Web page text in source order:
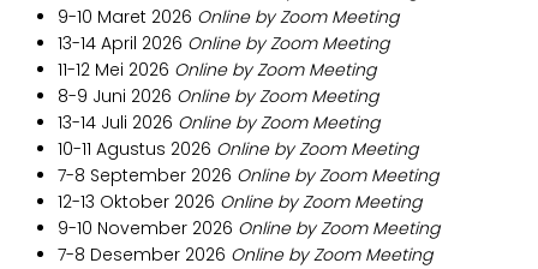
9-10 Maret 2026 Online by Zoom Meeting
13-14 April 2026 Online by Zoom Meeting
11-12 Mei 2026 Online by Zoom Meeting
8-9 Juni 2026 Online by Zoom Meeting
13-14 Juli 2026 Online by Zoom Meeting
10-11 Agustus 2026 Online by Zoom Meeting
7-8 September 2026 Online by Zoom Meeting
12-13 Oktober 2026 Online by Zoom Meeting
9-10 November 2026 Online by Zoom Meeting
7-8 Desember 2026 Online by Zoom Meeting